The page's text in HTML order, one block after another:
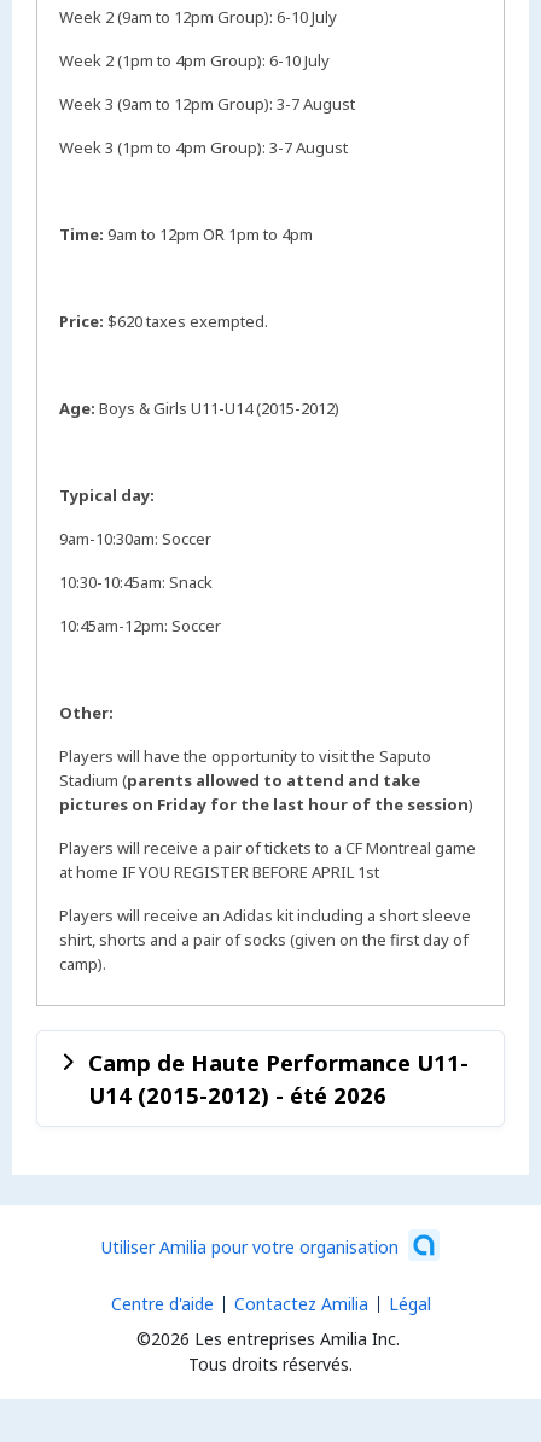
Week 2 (9am to 12pm Group): 6-10 July
Week 2 (1pm to 4pm Group): 6-10 July
Week 3 (9am to 12pm Group): 3-7 August
Week 3 (1pm to 4pm Group): 3-7 August
Time: 9am to 12pm OR 1pm to 4pm
Price: $620 taxes exempted.
Age: Boys & Girls U11-U14 (2015-2012)
Typical day:
9am-10:30am: Soccer
10:30-10:45am: Snack
10:45am-12pm: Soccer
Other:
Players will have the opportunity to visit the Saputo
Stadium (parents allowed to attend and take
pictures on Friday for the last hour of the session)
Players will receive a pair of tickets to a CF Montreal game
at home IF YOU REGISTER BEFORE APRIL 1st
Players will receive an Adidas kit including a short sleeve
shirt, shorts and a pair of socks (given on the first day of
camp).
Camp de Haute Performance U11-
U14 (2015-2012) - été 2026
Utiliser Amilia pour votre organisation
©2026 Les entreprises Amilia Inc.
Tous droits réservés.
Centre d'aide Contactez Amilia Légal